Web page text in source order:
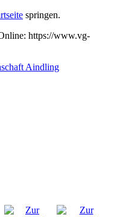
springen.
https://www.vg-